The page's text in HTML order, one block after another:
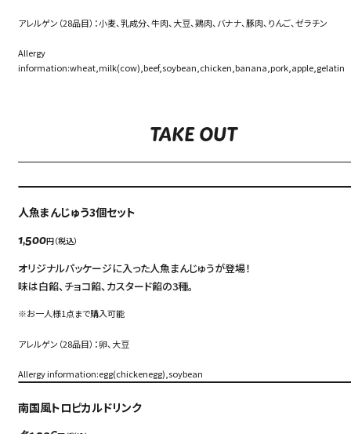
アレルゲン（28品目）：小麦、乳成分、牛肉、大豆、鶏肉、バナナ、豚肉、りんご、ゼラチン
Allergy
information:wheat,milk(cow),beef,soybean,chicken,banana,pork,apple,gelatin
TAKE OUT
人魚まんじゅう3個セット
1,500円（税込）
オリジナルパッケージに入った人魚まんじゅうが登場！
味は白餡、チョコ餡、カスタード餡の3種。
※お一人様1点まで購入可能
アレルゲン（28品目）：卵、大豆
Allergy information:egg(chickenegg),soybean
南国風トロピカルドリンク